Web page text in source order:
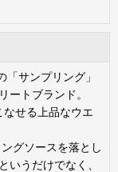
サンプリング」
ートブランド。
せる上品なウエ
グソースを落とし
いうだけでなく、